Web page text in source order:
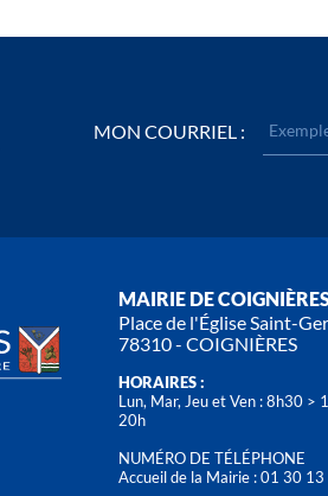
MON COURRIEL :
MAIRIE DE
Place de l'Église Saint-
78310 - COIGNIÈRES
HORAIRES :
Lun, Mar, Jeu et Ven : 8h30
20h
NUMÉRO DE TÉLÉPHONE
Accueil de la Mairie : 01 30